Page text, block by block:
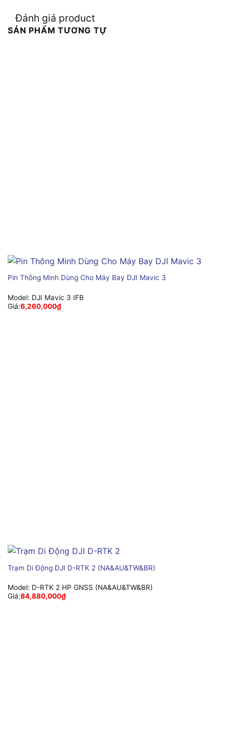
Đánh giá product
SẢN PHẨM TƯƠNG TỰ
Pin Thông Minh Dùng Cho Máy Bay DJI Mavic 3
Model: DJI Mavic 3 IFB
Giá:6,260,000₫
Trạm Di Động DJI D-RTK 2 (NA&AU&TW&BR)
Model: D-RTK 2 HP GNSS (NA&AU&TW&BR)
Giá:84,880,000₫